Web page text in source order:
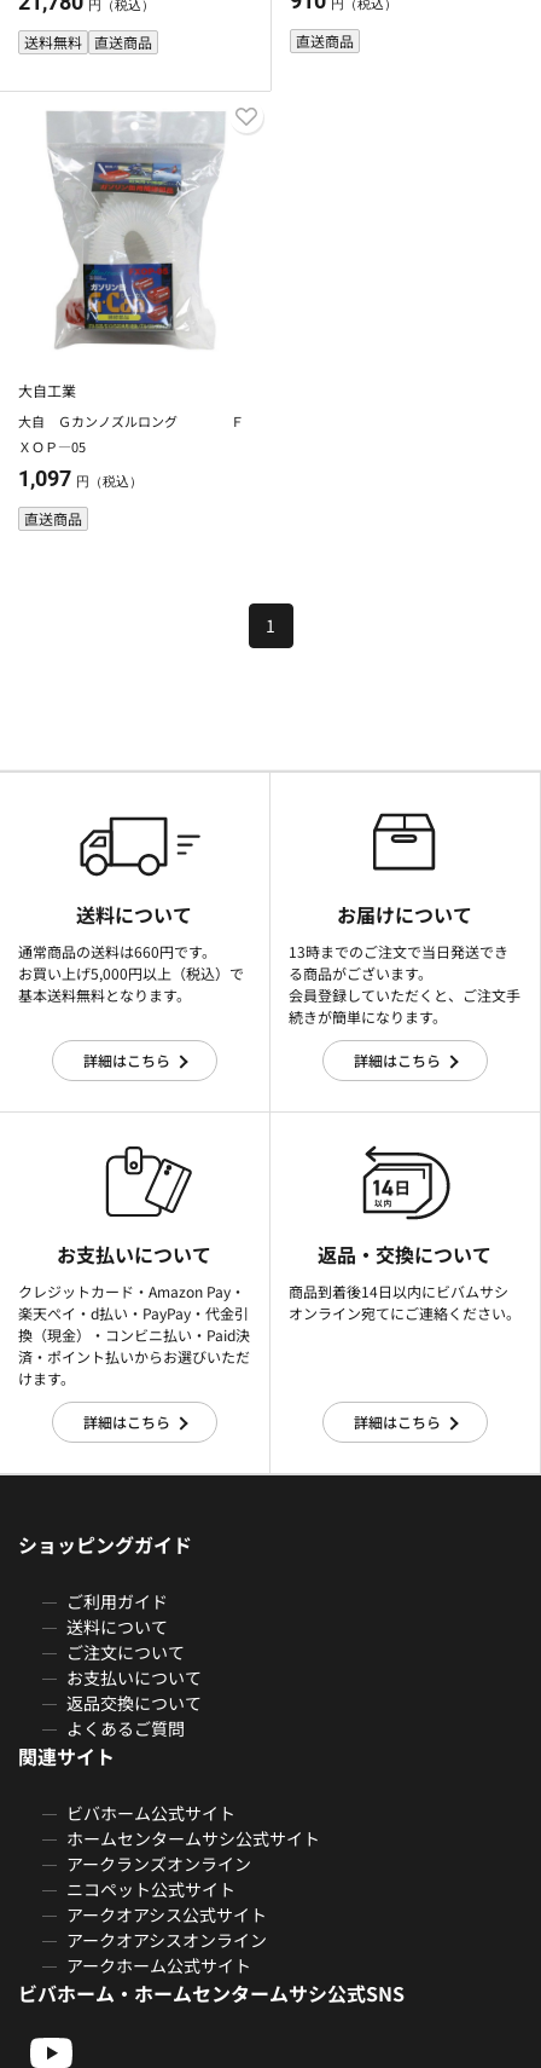
円（税込）
送料無料 直送商品
円（税込）
直送商品
大自工業
大自 Ｇカンノズルロング Ｆ
ＸＯＰ―05
1,097 円（税込）
直送商品
1
送料について
通常商品の送料は660円です。
お買い上げ5,000円以上（税込）で
基本送料無料となります。
詳細はこちら
お届けについて
13時までのご注文で当日発送でき
る商品がございます。
会員登録していただくと、ご注文手
続きが簡単になります。
詳細はこちら
お支払いについて
クレジットカード・Amazon Pay・
楽天ぺイ・d払い・PayPay・代金引
換（現金）・コンビニ払い・Paid決
済・ポイント払いからお選びいただ
けます。
詳細はこちら
返品・交換について
商品到着後14日以内にビバムサシ
オンライン宛てにご連絡ください。
詳細はこちら
ショッピングガイド
ご利用ガイド
送料について
ご注文について
お支払いについて
返品交換について
よくあるご質問
関連サイト
ビバホーム公式サイト
ホームセンタームサシ公式サイト
アークランズオンライン
ニコペット公式サイト
アークオアシス公式サイト
アークオアシスオンライン
アークホーム公式サイト
ビバホーム・ホームセンタームサシ公式SNS